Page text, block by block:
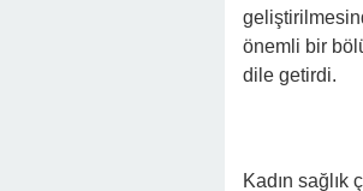
önemli bir
dile getirdi.
Kadın sağlık